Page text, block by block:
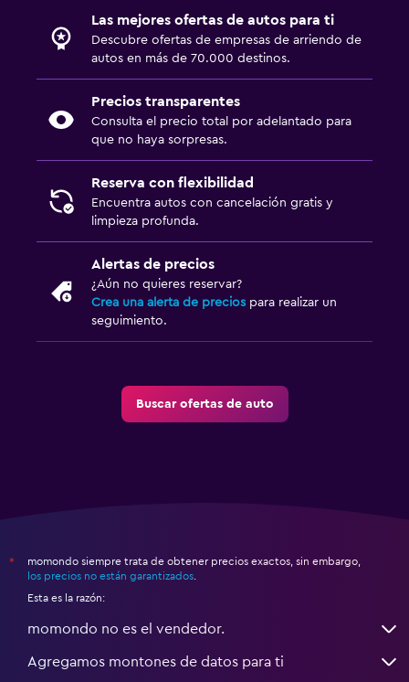
Las mejores ofertas de autos para ti
Descubre ofertas de empresas de arriendo de
autos en más de 70.000 destinos.
Precios transparentes
Consulta el precio total por adelantado para
que no haya sorpresas.
Reserva con flexibilidad
Encuentra autos con cancelación gratis y
limpieza profunda.
Alertas de precios
¿Aún no quieres reservar?
Crea una alerta de precios para realizar un
seguimiento.
Buscar ofertas de auto
*
momondo siempre trata de obtener precios exactos, sin embargo,
los precios no están garantizados
Esta es la razón:
momondo no es el vendedor.
Agregamos montones de datos para ti